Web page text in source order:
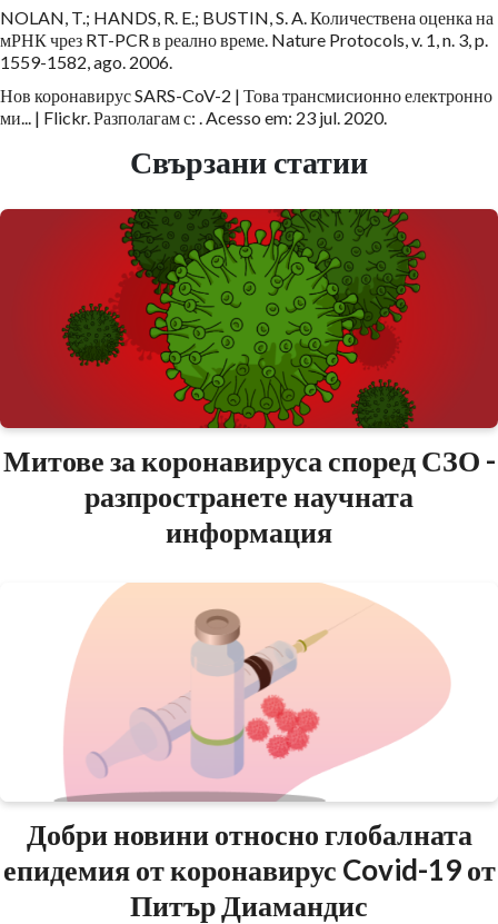
NOLAN, T.; HANDS, R. E.; BUSTIN, S. A. Количествена оценка на
мРНК чрез RT-PCR в реално време. Nature Protocols, v. 1, n. 3, p.
1559-1582, ago. 2006.
Нов коронавирус SARS-CoV-2 | Това трансмисионно електронно
ми... | Flickr. Разполагам с: . Acesso em: 23 jul. 2020.
Свързани статии
Митове за коронавируса според СЗО -
разпространете научната
информация
Добри новини относно глобалната
епидемия от коронавирус Covid-19 от
Питър Диамандис